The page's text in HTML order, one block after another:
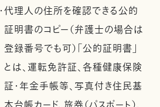
・代理人の住所を確認できる公的
証明書のコピー（弁護士の場合は
登録番号でも可）「公的証明書」
とは、運転免許証、各種健康保険
証・年金手帳等、写真付き住民基